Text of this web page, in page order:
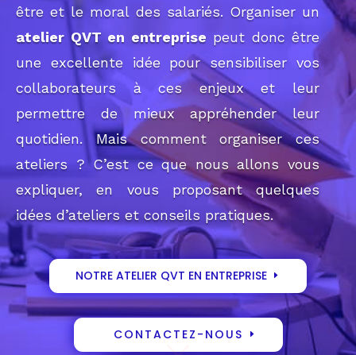
être et le moral des salariés. Organiser un
atelier QVT en entreprise peut donc être
une excellente idée pour sensibiliser vos
collaborateurs à ces enjeux et leur
permettre de mieux appréhender leur
quotidien. Mais comment organiser ces
ateliers ? C’est ce que nous allons vous
expliquer, en vous proposant quelques
idées d’ateliers et conseils pratiques.
NOTRE ATELIER QVT EN ENTREPRISE
CONTACTEZ-NOUS